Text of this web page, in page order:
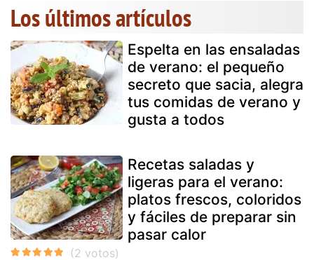
Los últimos artículos
Espelta en las ensaladas
de verano: el pequeño
secreto que sacia, alegra
tus comidas de verano y
gusta a todos
Recetas saladas y
ligeras para el verano:
platos frescos, coloridos
y fáciles de preparar sin
pasar calor